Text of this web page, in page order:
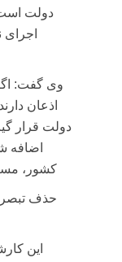
دولت
وی گفت:
اذعان
کشور،
این